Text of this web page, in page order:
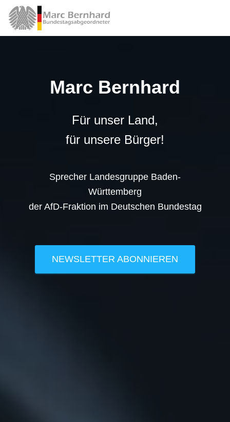
Marc Bernhard
Für unser Land,
für unsere Bürger!
Sprecher Landesgruppe Baden-
Württemberg
der AfD-Fraktion im Deutschen Bundestag
NEWSLETTER ABONNIEREN